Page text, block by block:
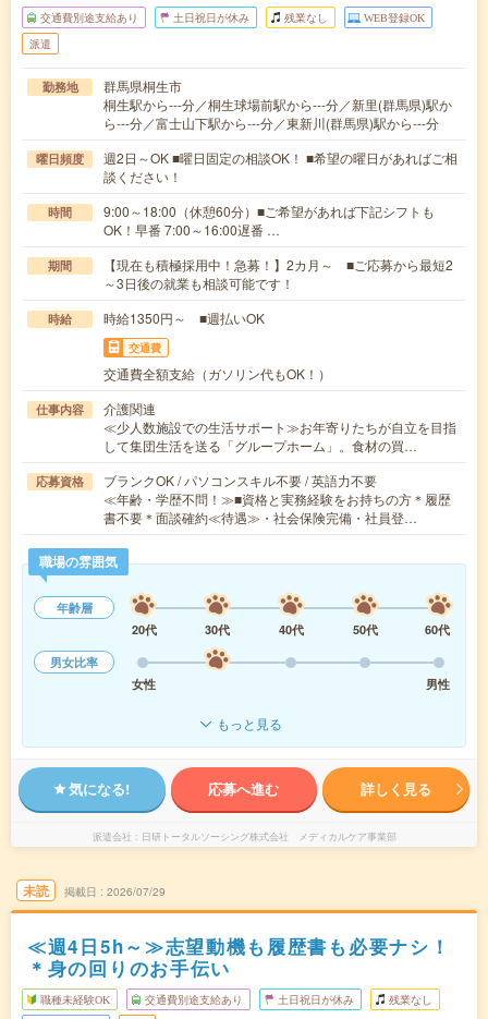
交通費別途支給あり 土日祝日が休み 残業なし WEB登録OK
派遣
勤務地
群馬県桐生市
桐生駅から---分／桐生球場前駅から---分／新里(群馬県)駅か
ら---分／富士山下駅から---分／東新川(群馬県)駅から---分
曜日頻度
週2日～OK ■曜日固定の相談OK！ ■希望の曜日があればご相
談ください！
時間
9:00～18:00（休憩60分）■ご希望があれば下記シフトも
OK！早番 7:00～16:00遅番 …
期間
【現在も積極採用中！急募！】2カ月～ ■ご応募から最短2
～3日後の就業も相談可能です！
時給 時給1350円～ ■週払いOK
交通費
交通費全額支給（ガソリン代もOK！）
仕事内容
介護関連
≪少人数施設での生活サポート≫お年寄りたちが自立を目指
して集団生活を送る「グループホーム」。食材の買…
応募資格
ブランクOK / パソコンスキル不要 / 英語力不要
≪年齢・学歴不問！≫■資格と実務経験をお持ちの方＊履歴
書不要＊面談確約≪待遇≫・社会保険完備・社員登…
職場の雰囲気
年齢層
20代
30代 40代 50代
60代
男女比率
女性
男性
もっと見る
気になる! 応募へ進む 詳しく見る
派遣会社 日研トータルソーシング株式会社 メディカルケア事業部
未読 掲載日 2026/07/29
≪週4日5h～≫志望動機も履歴書も必要ナシ！
＊身の回りのお手伝い
職種未経験OK 交通費別途支給あり 土日祝日が休み 残業なし